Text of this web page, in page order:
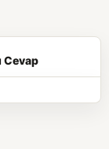
Cevap